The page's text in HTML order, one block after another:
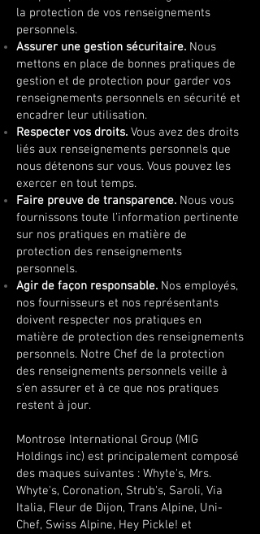
la protection de vos renseignements
personnels.
Assurer une gestion sécuritaire. Nous
mettons en place de bonnes pratiques de
gestion et de protection pour garder vos
renseignements personnels en sécurité et
encadrer leur utilisation.
Respecter vos droits. Vous avez des droits
liés aux renseignements personnels que
nous détenons sur vous. Vous pouvez les
exercer en tout temps.
Faire preuve de transparence. Nous vous
fournissons toute l’information pertinente
sur nos pratiques en matière de
protection des renseignements
personnels.
Agir de façon responsable. Nos employés,
nos fournisseurs et nos représentants
doivent respecter nos pratiques en
matière de protection des renseignements
personnels. Notre Chef de la protection
des renseignements personnels veille à
s’en assurer et à ce que nos pratiques
restent à jour.
Montrose International Group (MIG
Holdings inc) est principalement composé
des maques suivantes : Whyte's, Mrs.
Whyte's, Coronation, Strub's, Saroli, Via
Italia, Fleur de Dijon, Trans Alpine, Uni-
Chef, Swiss Alpine, Hey Pickle! et